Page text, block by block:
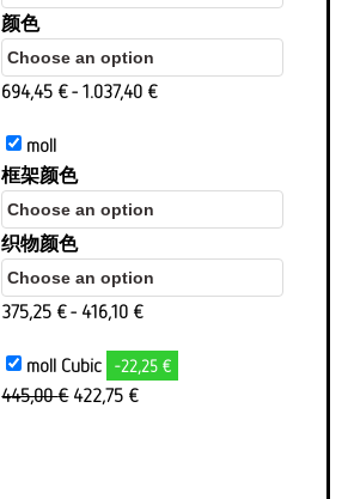
颜色
694,45 €-1.037,40 €
moll
框架颜色
织物颜色
375,25 €- 416,10 €
moll Cubic -22,25 €
445,00€ 原
422,75 €Aktueller